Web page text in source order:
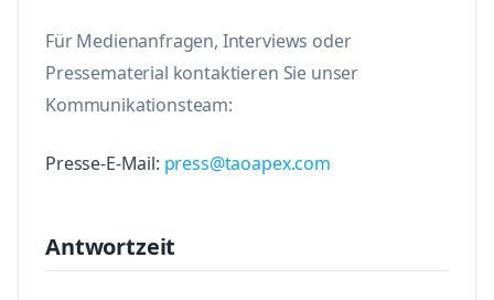
Für Medienanfragen, Interviews oder
Pressematerial kontaktieren Sie unser
Kommunikationsteam:
Presse-E-Mail: press@taoapex.com
Antwortzeit